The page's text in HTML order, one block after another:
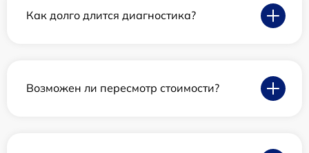
Как долго длится диагностика?
Возможен ли пересмотр стоимости?